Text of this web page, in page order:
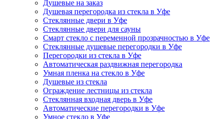
Душевые на заказ
Душевая перегородка из стекла в Уфе
Стеклянные двери в Уфе
Стеклянные двери для сауны
Смарт стекло с переменной прозрачностью в Уфе
Стеклянные душевые перегородки в Уфе
Перегородки из стекла в Уфе
Автоматическая раздвижная перегородка
Умная пленка на стекло в Уфе
Душевые из стекла
Ограждение лестницы из стекла
Стеклянная входная дверь в Уфе
Автоматические перегородки в Уфе
Умное стекло в Уфе